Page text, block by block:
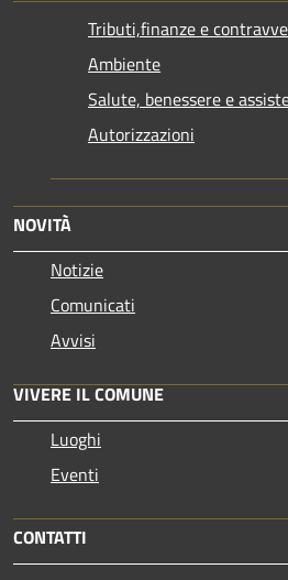
Tributi,finanze e
Ambiente
Salute, benessere e
Autorizzazioni
NOVITÀ
Notizie
Comunicati
Avvisi
VIVERE IL COMUNE
Luoghi
Eventi
CONTATTI